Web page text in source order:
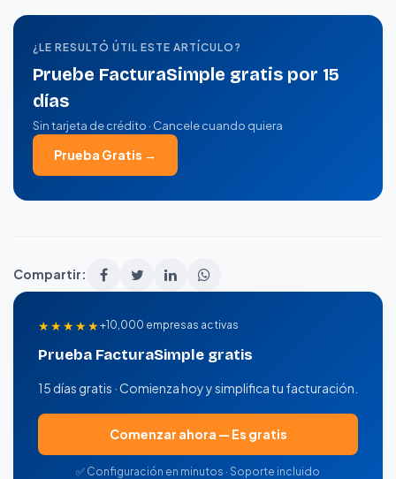
¿LE RESULTÓ ÚTIL ESTE ARTÍCULO?
Pruebe FacturaSimple gratis por 15
días
Sin tarjeta de crédito · Cancele cuando quiera
Prueba Gratis →
Compartir:
★★★★★+10,000 empresas activas
Prueba FacturaSimple gratis
15 días gratis · Comienza hoy y simplifica tu facturación.
Comenzar ahora — Es gratis
✅ Configuración en minutos · Soporte incluido